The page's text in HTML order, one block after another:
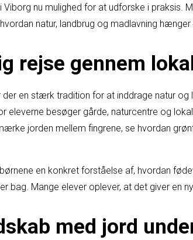
Viborg nu mulighed for at udforske i praksis.
natur, landbrug og madlavning
rejse gennem
der en stærk tradition for at inddrage natur
eleverne besøger gårde, naturcentre og
jorden mellem fingrene, se hvordan
en konkret forståelse af, hvordan
bag. Mange elever oplever, at det giver en
med jord